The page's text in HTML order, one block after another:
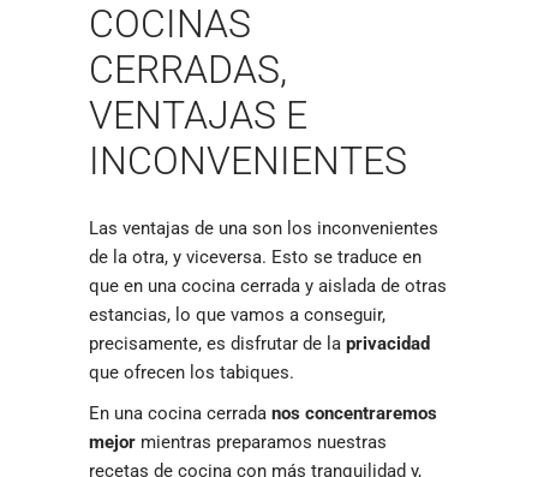
COCINAS
CERRADAS,
VENTAJAS E
INCONVENIENTES
Las ventajas de una son los inconvenientes
de la otra, y viceversa. Esto se traduce en
que en una cocina cerrada y aislada de otras
estancias, lo que vamos a conseguir,
precisamente, es disfrutar de la privacidad
que ofrecen los tabiques.
En una cocina cerrada nos concentraremos
mejor mientras preparamos nuestras
recetas de cocina con más tranquilidad y,